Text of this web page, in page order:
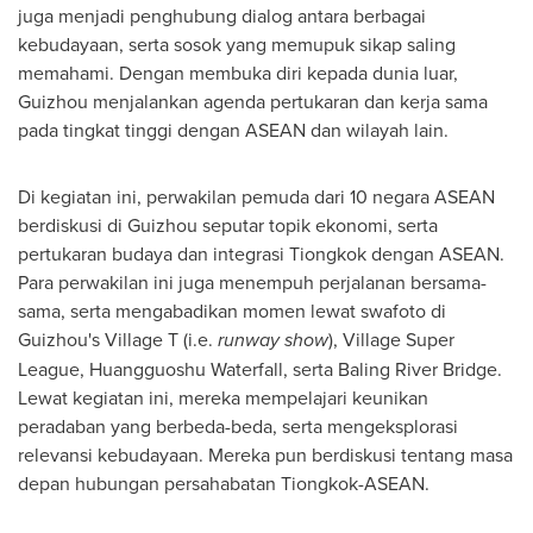
juga menjadi penghubung dialog antara berbagai
kebudayaan, serta sosok yang memupuk sikap saling
memahami. Dengan membuka diri kepada dunia luar,
Guizhou menjalankan agenda pertukaran dan kerja sama
pada tingkat tinggi dengan ASEAN dan wilayah lain.
Di kegiatan ini, perwakilan pemuda dari 10 negara ASEAN
berdiskusi di Guizhou seputar topik ekonomi, serta
pertukaran budaya dan integrasi Tiongkok dengan ASEAN.
Para perwakilan ini juga menempuh perjalanan bersama-
sama, serta mengabadikan momen lewat swafoto di
Guizhou'sVillage T (i.e. runway show), Village Super
League, Huangguoshu Waterfall, serta Baling River Bridge.
Lewat kegiatan ini, mereka mempelajari keunikan
peradaban yang berbeda-beda, serta mengeksplorasi
relevansi kebudayaan. Mereka pun berdiskusi tentang masa
depan hubungan persahabatan Tiongkok-ASEAN.